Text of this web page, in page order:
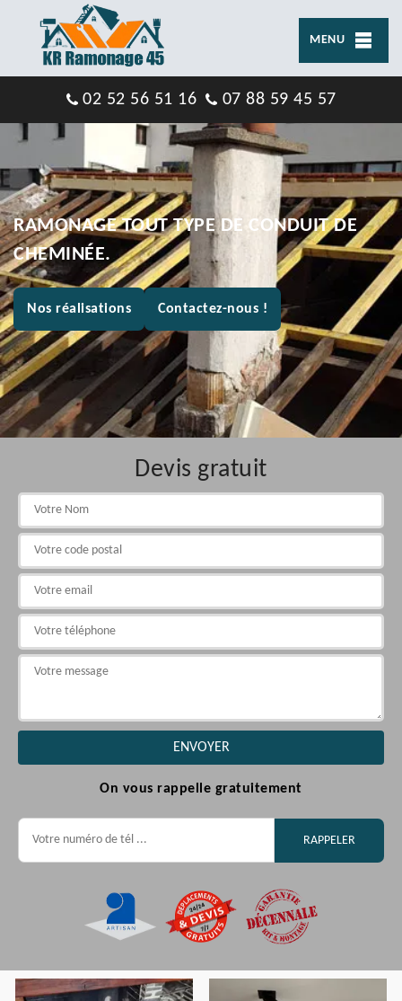
MENU
02 52 56 51 16 07 88 59 45 57
RAMONAGE TOUT TYPE DE CONDUIT DE
CHEMINÉE.
Nos réalisations Contactez-nous !
Devis gratuit
On vous rappelle gratuitement